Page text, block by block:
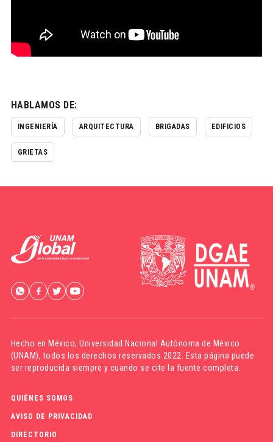
HABLAMOS DE:
INGENIERÍA ARQUITECTURA BRIGADAS EDIFICIOS
GRIETAS
Hecho en México,Universidad Nacional Autónoma de México
(UNAM), todos los derechos reservados 2022. Esta página puede
ser reproducida siempre y cuando se cite la fuente completa.
QUIÉNES SOMOS
AVISO DE PRIVACIDAD
DIRECTORIO